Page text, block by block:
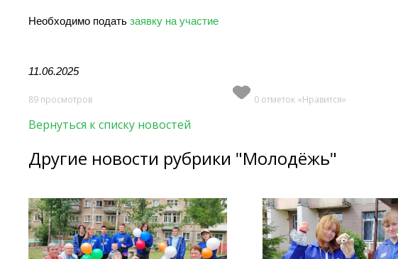
Необходимо подать заявку на участие
11.06.2025
89 просмотров 0 отметок «Нравится»
Вернуться к списку новостей
Другие новости рубрики "Молодёжь"